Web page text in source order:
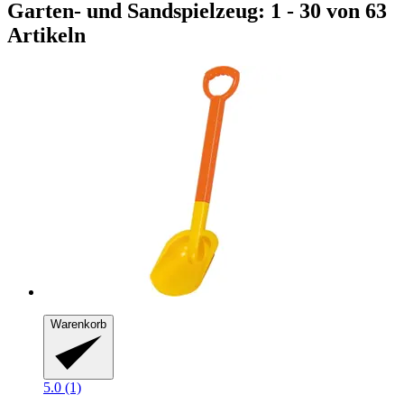
Garten- und Sandspielzeug: 1 - 30 von 63
Artikeln
Warenkorb
5.0 (1)